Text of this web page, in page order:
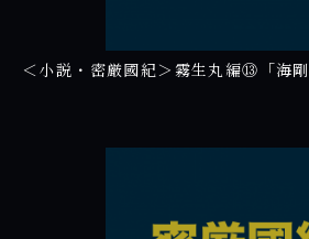
＜小説・密厳國紀＞霧生丸編⑬「海剛